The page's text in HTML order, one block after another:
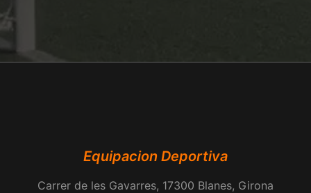
Equipacion Deportiva
Carrer de les Gavarres, 17300 Blanes, Girona